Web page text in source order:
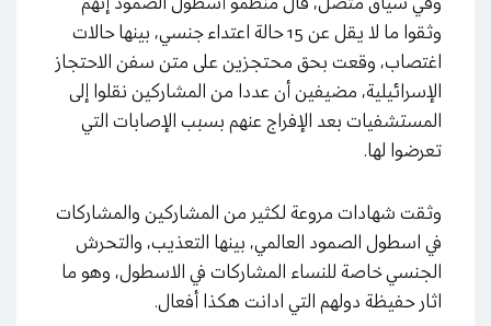
وثقوا ما لا يقل عن 15 حالة اعتداء جنسي، بينها حالات
اغتصاب، وقعت بحق محتجزين على متن سفن الاحتجاز
الإسرائيلية، مضيفين أن عددا من المشاركين نقلوا إلى
المستشفيات بعد الإفراج عنهم بسبب الإصابات التي
تعرضوا لها.
وثقت شهادات مروعة لكثير من المشاركين والمشاركات
في اسطول الصمود العالمي، بينها التعذيب، والتحرش
الجنسي خاصة للنساء المشاركات في الاسطول، وهو ما
اثار حفيظة دولهم التي ادانت هكذا أفعال.